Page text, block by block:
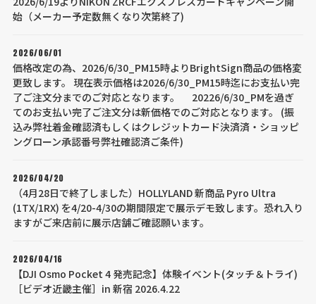
始（メーカー予定数無くなり次第終了)
2026/06/01
価格改定の為、2026/6/30_PM15時よりBrightSign商品の価格変
更致します。 現在表示価格は2026/6/30_PM15時迄にお支払い完
了ご注文分までのご対応となります。 20226/6/30_PMを過ぎ
てのお支払い完了ご注文分は新価格でのご対応となります。 (振
込み弊社着金確認済もしくはクレジットカード決済済・ショッピ
ングローン承認番号弊社確認済ご条件)
2026/04/20
（4月28日で終了しました）HOLLYLAND 新商品 Pyro Ultra
(1TX/1RX) を4/20-4/30の期間限定で展示デモ致します。恐れ入り
ますがご来店前に展示店舗ご確認願います。
2026/04/16
【DJI Osmo Pocket 4 発売記念】体験イベント(タッチ＆トライ)
［ビデオ近畿主催］in 新宿 2026.4.22